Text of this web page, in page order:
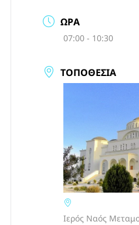
ΏΡΑ
07:00 - 10:30
ΤΟΠΟΘΕΣΊΑ
Ιερός Ναός